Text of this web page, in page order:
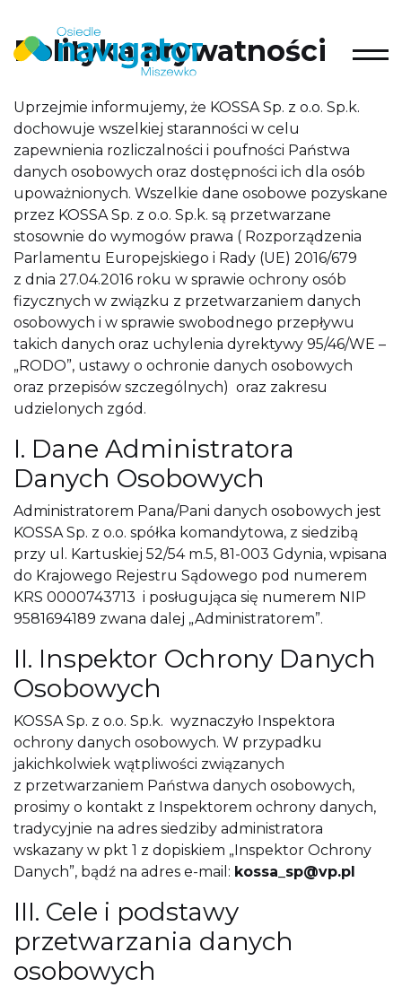
Polityka prywatności
Uprzejmie informujemy, że KOSSA Sp. z o.o. Sp.k.
dochowuje wszelkiej staranności w celu
zapewnienia rozliczalności i poufności Państwa
danych osobowych oraz dostępności ich dla osób
upoważnionych. Wszelkie dane osobowe pozyskane
przez KOSSA Sp. z o.o. Sp.k. są przetwarzane
stosownie do wymogów prawa ( Rozporządzenia
Parlamentu Europejskiego i Rady (UE) 2016/679
z dnia 27.04.2016 roku w sprawie ochrony osób
fizycznych w związku z przetwarzaniem danych
osobowych i w sprawie swobodnego przepływu
takich danych oraz uchylenia dyrektywy 95/46/WE –
„RODO”, ustawy o ochronie danych osobowych
oraz przepisów szczególnych) oraz zakresu
udzielonych zgód.
I. Dane Administratora
Danych Osobowych
Administratorem Pana/Pani danych osobowych jest
KOSSA Sp. z o.o. spółka komandytowa, z siedzibą
przy ul. Kartuskiej 52/54 m.5, 81-003 Gdynia, wpisana
do Krajowego Rejestru Sądowego pod numerem
KRS 0000743713 i posługująca się numerem NIP
9581694189 zwana dalej „Administratorem”.
II. Inspektor Ochrony Danych
Osobowych
KOSSA Sp. z o.o. Sp.k. wyznaczyło Inspektora
ochrony danych osobowych. W przypadku
jakichkolwiek wątpliwości związanych
z przetwarzaniem Państwa danych osobowych,
prosimy o kontakt z Inspektorem ochrony danych,
tradycyjnie na adres siedziby administratora
wskazany w pkt 1 z dopiskiem „Inspektor Ochrony
Danych”, bądź na adres e-mail: kossa_sp@vp.pl
III. Cele i podstawy
przetwarzania danych
osobowych